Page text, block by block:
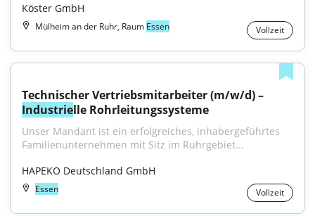
Köster GmbH
Mülheim an der Ruhr, Raum Essen Vollzeit
Industrielle Rohrleitungssysteme
Unser Mandant ist ein erfolgreiches, inhabergeführtes
Familienunternehmen mit Sitz im Ruhrgebiet...
HAPEKO Deutschland GmbH
Essen Vollzeit